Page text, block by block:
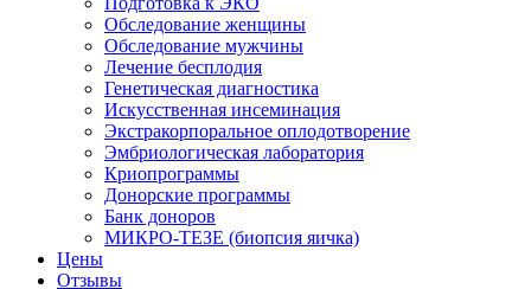
Обследование женщины
Обследование мужчины
Лечение бесплодия
Генетическая диагностика
Искусственная инсеминация
Экстракорпоральное оплодотворение
Эмбриологическая лаборатория
Криопрограммы
Донорские программы
Банк доноров
МИКРО-ТЕЗЕ (биопсия яичка)
Цены
Отзывы